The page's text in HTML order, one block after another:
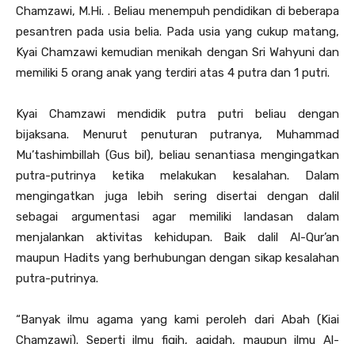
Chamzawi, M.Hi. . Beliau menempuh pendidikan di beberapa
pesantren pada usia belia. Pada usia yang cukup matang,
Kyai Chamzawi kemudian menikah dengan Sri Wahyuni dan
memiliki 5 orang anak yang terdiri atas 4 putra dan 1 putri.
Kyai Chamzawi mendidik putra putri beliau dengan
bijaksana. Menurut penuturan putranya, Muhammad
Mu’tashimbillah (Gus bil), beliau senantiasa mengingatkan
putra-putrinya ketika melakukan kesalahan. Dalam
mengingatkan juga lebih sering disertai dengan dalil
sebagai argumentasi agar memiliki landasan dalam
menjalankan aktivitas kehidupan. Baik dalil Al-Qur’an
maupun Hadits yang berhubungan dengan sikap kesalahan
putra-putrinya.
“Banyak ilmu agama yang kami peroleh dari Abah (Kiai
Chamzawi). Seperti ilmu fiqih, aqidah, maupun ilmu Al-